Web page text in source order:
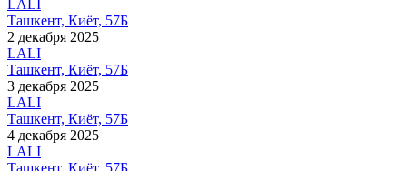
LALI
Ташкент, Киёт, 57Б
2 декабря 2025
LALI
Ташкент, Киёт, 57Б
3 декабря 2025
LALI
Ташкент, Киёт, 57Б
4 декабря 2025
LALI
Ташкент, Киёт, 57Б